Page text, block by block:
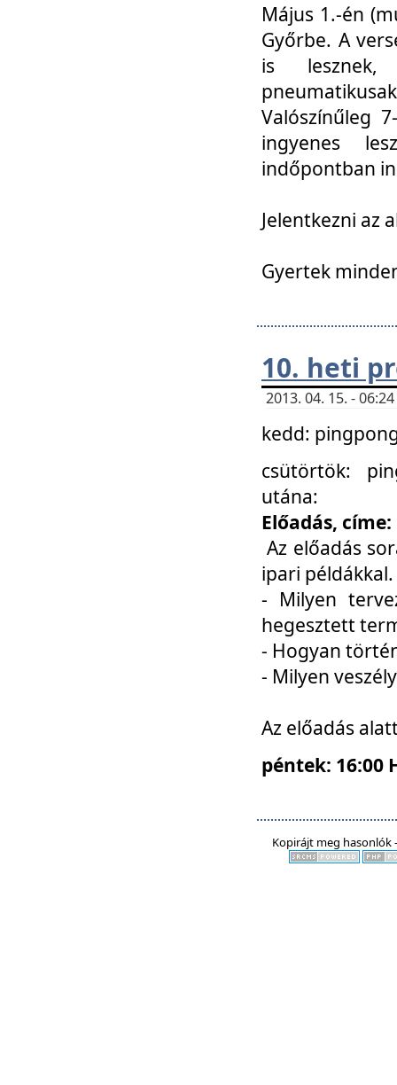
Május 1.-én
Győrbe. A
is lesznek,
Valószínűleg
ingyenes
indőpontban
Jelentkezni az
Gyertek
10. heti
2013. 04. 15. -
kedd:
csütörtök:
utána:
Előadás,
Az előadás
ipari
- Milyen
hegesztett
- Hogyan
- Milyen
Az előadás
péntek: 16:00
Kopirájt meg hasonlók